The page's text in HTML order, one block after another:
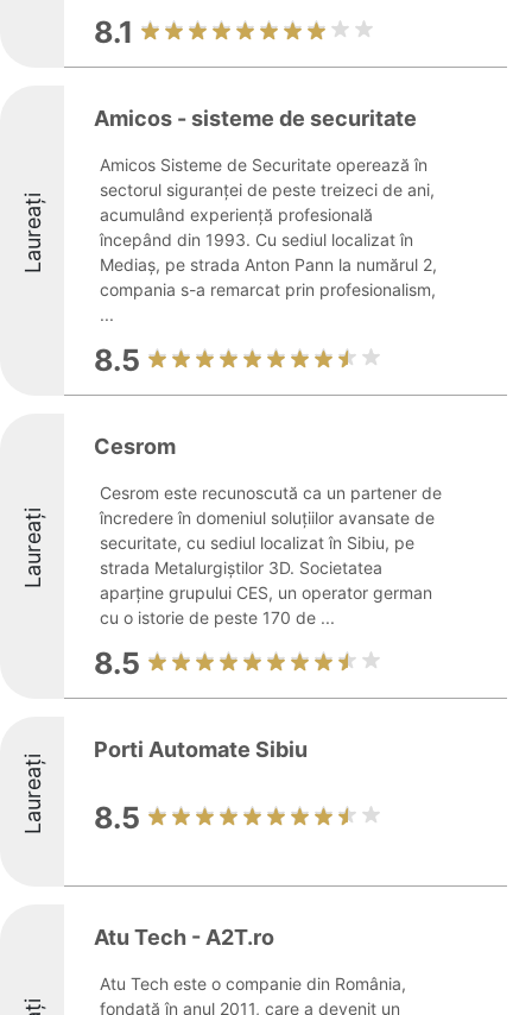
8.1
Laureați
Amicos - sisteme de securitate
Amicos Sisteme de Securitate operează în
sectorul siguranței de peste treizeci de ani,
acumulând experiență profesională
începând din 1993. Cu sediul localizat în
Mediaș, pe strada Anton Pann la numărul 2,
compania s-a remarcat prin profesionalism,
...
8.5
Laureați
Cesrom
Cesrom este recunoscută ca un partener de
încredere în domeniul soluțiilor avansate de
securitate, cu sediul localizat în Sibiu, pe
strada Metalurgiștilor 3D. Societatea
aparține grupului CES, un operator german
cu o istorie de peste 170 de ...
8.5
Laureați
Porti Automate Sibiu
8.5
Atu Tech - A2T.ro
Atu Tech este o companie din România,
fondată în anul 2011, care a devenit un